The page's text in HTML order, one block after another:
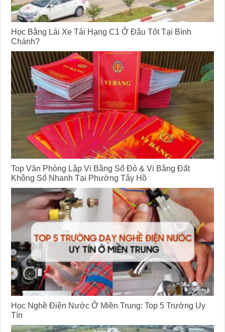
Học Bằng Lái Xe Tải Hạng C1 Ở Đâu Tốt Tại Bình
Chánh?
Top Văn Phòng Lập Vi Bằng Sổ Đỏ & Vi Bằng Đất
Không Sổ Nhanh Tại Phường Tây Hồ
Học Nghề Điện Nước Ở Miền Trung: Top 5 Trường Uy
Tín